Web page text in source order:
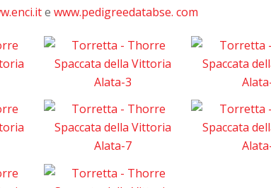
ewww.pedigreedatabse. com